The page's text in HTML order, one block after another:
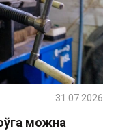
можна
31.07.2026